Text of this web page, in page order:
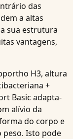
das
a altas
sua estrutura
vantagens,
H3, altura
+
Basic adapta-
alívio da
do corpo e
Isto pode